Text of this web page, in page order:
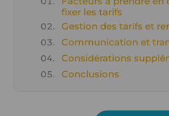
fixer les tarifs
Gestion des tarifs et
Communication et
Considérations
Conclusions